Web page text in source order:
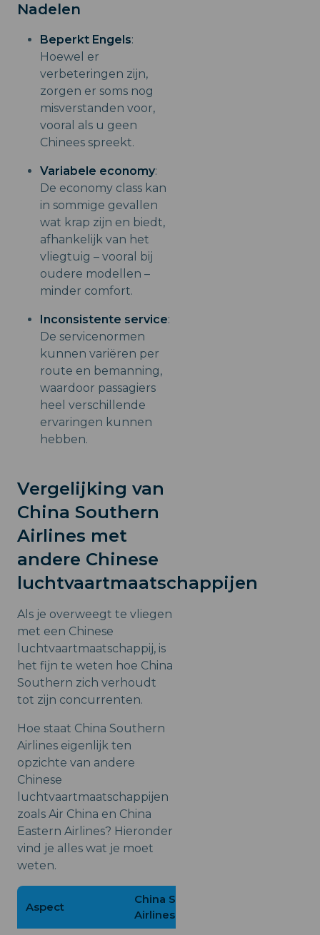
Nadelen
Beperkt Engels:
Hoewel er
verbeteringen zijn,
zorgen er soms nog
misverstanden voor,
vooral als u geen
Chinees spreekt.
Variabele economy:
De economy class kan
in sommige gevallen
wat krap zijn en biedt,
afhankelijk van het
vliegtuig – vooral bij
oudere modellen –
minder comfort.
Inconsistente service:
De servicenormen
kunnen variëren per
route en bemanning,
waardoor passagiers
heel verschillende
ervaringen kunnen
hebben.
Vergelijking van
China Southern
Airlines met
andere Chinese
luchtvaartmaatschappijen
Als je overweegt te vliegen
met een Chinese
luchtvaartmaatschappij, is
het fijn te weten hoe China
Southern zich verhoudt
tot zijn concurrenten.
Hoe staat China Southern
Airlines eigenlijk ten
opzichte van andere
Chinese
luchtvaartmaatschappijen
zoals Air China en China
Eastern Airlines? Hieronder
vind je alles wat je moet
weten.
Aspect
China Southern
Airlines